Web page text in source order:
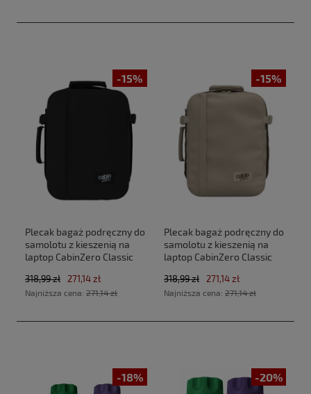
-15%
Plecak bagaż podręczny do
samolotu z kieszenią na
laptop CabinZero Classic
Black (40x30x20cm
Ryanair, Wizz Air)
318,99 zł 271,14 zł
Najniższa cena: 271,14 zł
-15%
Plecak bagaż podręczny do
samolotu z kieszenią na
laptop CabinZero Classic
(40x30x20cm Ryanair, Wizz
Air)
318,99 zł 271,14 zł
Najniższa cena: 271,14 zł
-18% -20%